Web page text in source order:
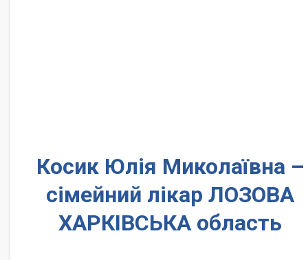
Косик Юлія Миколаївна –
сімейний лікар ЛОЗОВА
ХАРКІВСЬКА область